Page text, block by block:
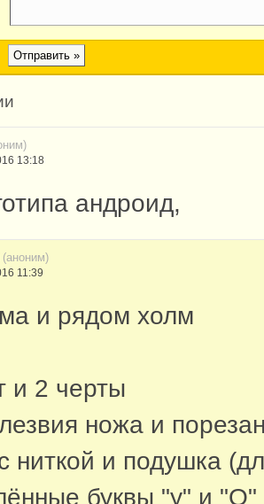
13:18
андроид,
(аноним)
11:39
и рядом холм
и 2 черты
ножа и
ниткой и подушка
буквы "у" и "О"